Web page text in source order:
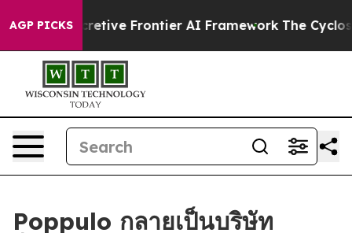
AGP PICKS
Its Secretive Frontier AI Framework The
Poppulo กลายเป็นบริษัท